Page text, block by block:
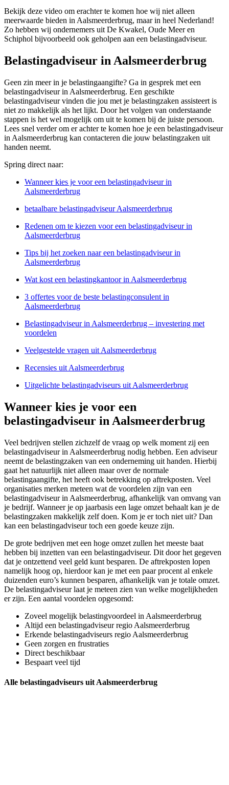
Bekijk deze video om erachter te komen hoe wij niet alleen
meerwaarde bieden in Aalsmeerderbrug, maar in heel Nederland!
Zo hebben wij ondernemers uit De Kwakel, Oude Meer en
Schiphol bijvoorbeeld ook geholpen aan een belastingadviseur.
Belastingadviseur in Aalsmeerderbrug
Geen zin meer in je belastingaangifte? Ga in gesprek met een
belastingadviseur in Aalsmeerderbrug. Een geschikte
belastingadviseur vinden die jou met je belastingzaken assisteert is
niet zo makkelijk als het lijkt. Door het volgen van onderstaande
stappen is het wel mogelijk om uit te komen bij de juiste persoon.
Lees snel verder om er achter te komen hoe je een belastingadviseur
in Aalsmeerderbrug kan contacteren die jouw belastingzaken uit
handen neemt.
Spring direct naar:
Wanneer kies je voor een belastingadviseur in
Aalsmeerderbrug
betaalbare belastingadviseur Aalsmeerderbrug
Redenen om te kiezen voor een belastingadviseur in
Aalsmeerderbrug
Tips bij het zoeken naar een belastingadviseur in
Aalsmeerderbrug
Wat kost een belastingkantoor in Aalsmeerderbrug
3 offertes voor de beste belastingconsulent in
Aalsmeerderbrug
Belastingadviseur in Aalsmeerderbrug – investering met
voordelen
Veelgestelde vragen uit Aalsmeerderbrug
Recensies uit Aalsmeerderbrug
Uitgelichte belastingadviseurs uit Aalsmeerderbrug
Wanneer kies je voor een
belastingadviseur in Aalsmeerderbrug
Veel bedrijven stellen zichzelf de vraag op welk moment zij een
belastingadviseur in Aalsmeerderbrug nodig hebben. Een adviseur
neemt de belastingzaken van een onderneming uit handen. Hierbij
gaat het natuurlijk niet alleen maar over de normale
belastingaangifte, het heeft ook betrekking op aftrekposten. Veel
organisaties merken meteen wat de voordelen zijn van een
belastingadviseur in Aalsmeerderbrug, afhankelijk van omvang van
je bedrijf. Wanneer je op jaarbasis een lage omzet behaalt kan je de
belastingzaken makkelijk zelf doen. Kom je er toch niet uit? Dan
kan een belastingadviseur toch een goede keuze zijn.
De grote bedrijven met een hoge omzet zullen het meeste baat
hebben bij inzetten van een belastingadviseur. Dit door het gegeven
dat je ontzettend veel geld kunt besparen. De aftrekposten lopen
namelijk hoog op, hierdoor kan je met een paar procent al enkele
duizenden euro’s kunnen besparen, afhankelijk van je totale omzet.
De belastingadviseur laat je meteen zien van welke mogelijkheden
er zijn. Een aantal voordelen opgesomd:
Zoveel mogelijk belastingvoordeel in Aalsmeerderbrug
Altijd een belastingadviseur regio Aalsmeerderbrug
Erkende belastingadviseurs regio Aalsmeerderbrug
Geen zorgen en frustraties
Direct beschikbaar
Bespaart veel tijd
Alle belastingadviseurs uit Aalsmeerderbrug